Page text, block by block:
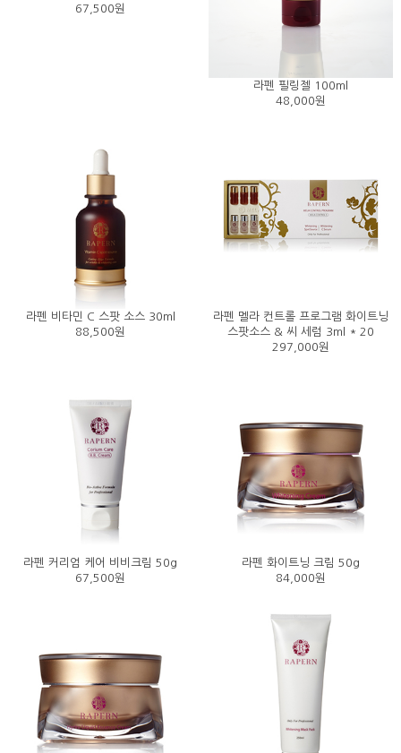
67,500원
라펜 필링젤 100ml
48,000원
라펜 비타민 C 스팟 소스 30ml
88,500원
라펜 멜라 컨트롤 프로그램 화이트닝
스팟소스 & 씨 세럼 3ml * 20
297,000원
라펜 커리엄 케어 비비크림 50g
67,500원
라펜 화이트닝 크림 50g
84,000원